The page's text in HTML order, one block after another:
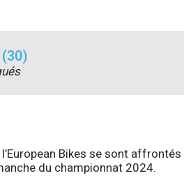
Bikes se sont affrontés
du championnat 2024.